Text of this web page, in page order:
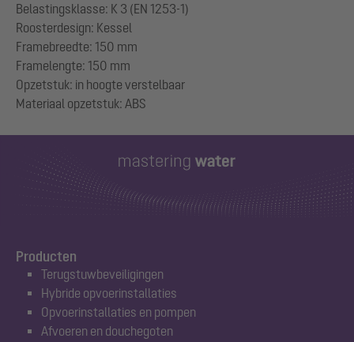
Belastingsklasse: K 3 (EN 1253-1)
Roosterdesign: Kessel
Framebreedte: 150 mm
Framelengte: 150 mm
Opzetstuk: in hoogte verstelbaar
Producten
Terugstuwbeveiligingen
Hybride opvoerinstallaties
Opvoerinstallaties en pompen
Afvoeren en douchegoten